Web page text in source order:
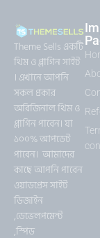
Theme Sells একটি
থিম ও প্লাগিন সাইট
। এখানে আপনি
সকল প্রকার
অরিজিনাল থিম ও
প্লাগিন পাবেন। যা
১০০% আপডেট
পাবেন। আমাদের
কাছে আপনি পাবেন
ওয়াডপ্রেস সাইট
ডিজাইন
,ডেভেলপমেন্ট
,স্পিড